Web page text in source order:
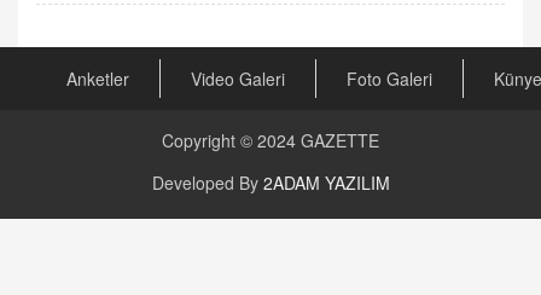
23.09.2023 16:30
CAN UĞURATEŞ
Değişen yapısıyla Suriye
GÜNLÜK BURÇ YORUMU
Anketler Video Galeri Foto Galeri Künye
Copyright © 2024 GAZETTE
Developed By 2ADAM YAZILIM